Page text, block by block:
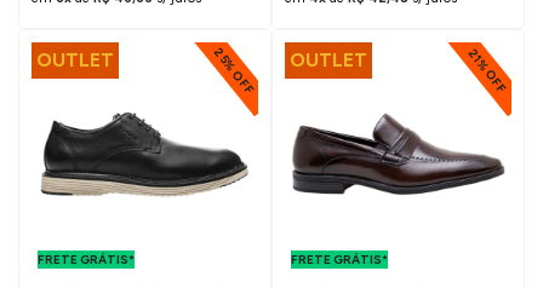
OUTLET 25% OFF
FRETE GRÁTIS*
OUTLET 21% OFF
FRETE GRÁTIS*